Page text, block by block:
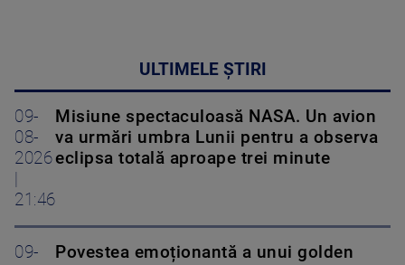
ULTIMELE ȘTIRI
09-
08-
2026
|
21:46
Misiune spectaculoasă NASA. Un avion
va urmări umbra Lunii pentru a observa
eclipsa totală aproape trei minute
09-
Povestea emoționantă a unui golden